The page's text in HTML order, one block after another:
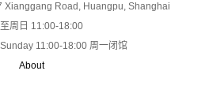
Xianggang Road, Huangpu, Shanghai
周日 11:00-18:00
11:00-18:00 周一闭馆
About